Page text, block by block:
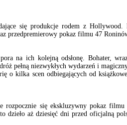
się produkcje rodem z Hollywood.
przedpremierowy pokaz filmu 47
na ich kolejną odsłonę. Bohater,
pełną niezwykłych wydarzeń i
o kilka scen odbiegających od
rozpocznie się ekskluzywny pokaz filmu
dzieło aż dziesięć dni przed oficjalną